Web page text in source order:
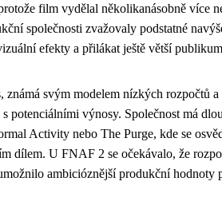
film vydělal několikanásobně více
společnosti zvažovaly podstatné
efekty a přilákat ještě větší
známá svým modelem nízkých rozpočtů
s potenciálními výnosy. Společnost má
Activity nebo The Purge, kde se
dílem. U FNAF 2 se očekávalo, že
ambicióznější produkční hodnoty